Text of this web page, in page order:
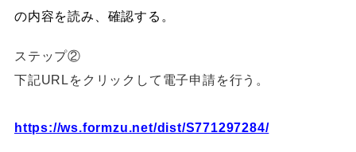
の内容を読み、確認する。
ステップ②
下記URLをクリックして電子申請を行う。
https://ws.formzu.net/dist/S771297284/